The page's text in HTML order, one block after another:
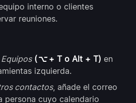
interno o clientes
reuniones.
Equipos (⌥+ T o Alt + T) en
izquierda.
contactos, añade el correo
persona cuyo calendario